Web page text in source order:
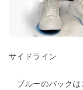
サイドライン
ブルーのバックは